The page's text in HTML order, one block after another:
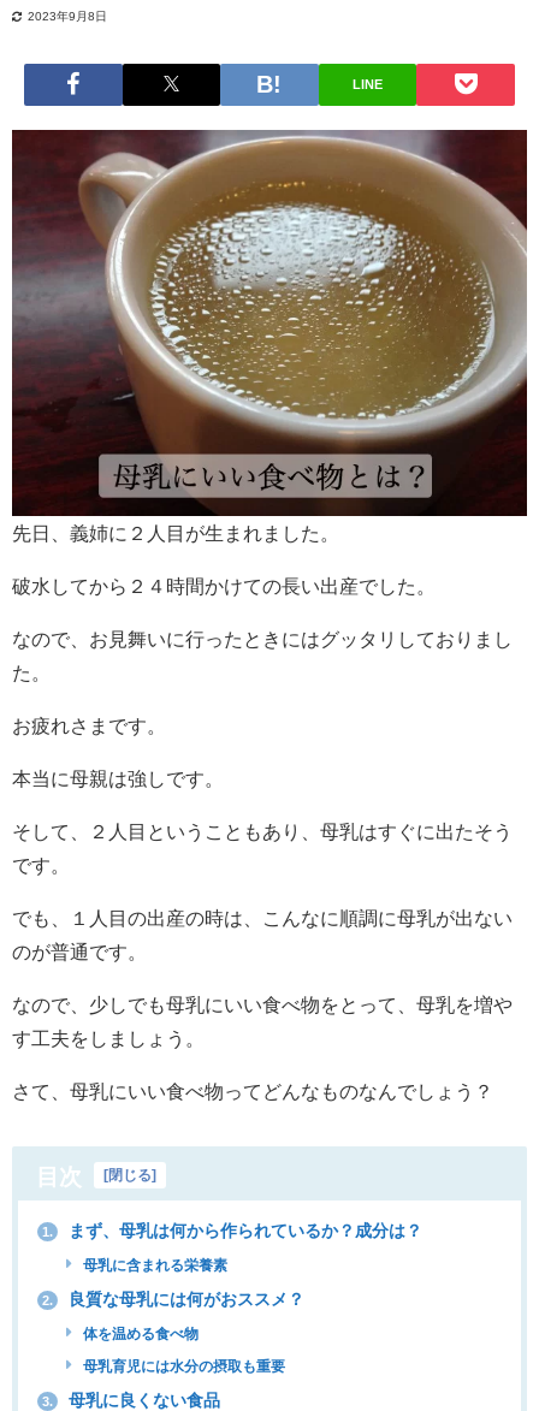
2023年9月8日
LINE
先日、義姉に２人目が生まれました。
破水してから２４時間かけての長い出産でした。
なので、お見舞いに行ったときにはグッタリしておりまし
た。
お疲れさまです。
本当に母親は強しです。
そして、２人目ということもあり、母乳はすぐに出たそう
です。
でも、１人目の出産の時は、こんなに順調に母乳が出ない
のが普通です。
なので、少しでも母乳にいい食べ物をとって、母乳を増や
す工夫をしましょう。
さて、母乳にいい食べ物ってどんなものなんでしょう？
目次 [閉じる]
1. まず、母乳は何から作られているか？成分は？
母乳に含まれる栄養素
2. 良質な母乳には何がおススメ？
体を温める食べ物
母乳育児には水分の摂取も重要
3. 母乳に良くない食品